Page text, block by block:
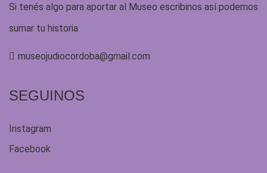
Si tenés algo para aportar al Museo escribinos así podemos
sumar tu historia
museojudiocordoba@gmail.com
SEGUINOS
Instagram
Facebook